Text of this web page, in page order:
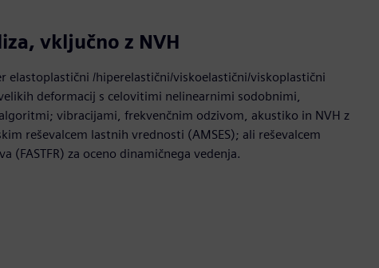
vključno z NVH
elastoplastični /hiperelastični/viskoelastični/viskoplastični
deformacij s celovitimi nelinearnimi sodobnimi,
vibracijami, frekvenčnim odzivom, akustiko in NVH z
reševalcem lastnih vrednosti (AMSES); ali reševalcem
(FASTFR) za oceno dinamičnega vedenja.